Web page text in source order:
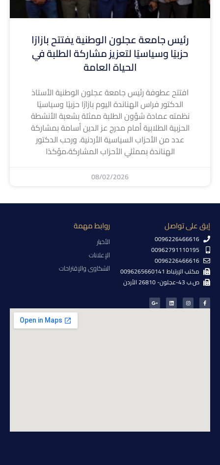
رئيس جامعة عجلون الوطنية يفتتح بازارًا
حزبيًا وسياسيًا لتعزيز مشاركة الطلبة في
الحياة العامة
افتتح عطوفة رئيس جامعة عجلون الوطنية الأستاذ
الدكتور فراس الهناندة اليوم بازارًا حزبيًا وسياسيًا
نظمته عمادة شؤون الطلبة ممثلة بشعبة الأنشطة
الحزبية الطلابية أمام مدرج عز الدين أسامة بمشاركة
عدد من الأحزاب السياسية الأردنية. ورحب الدكتور
الهناندة بممثلي الأحزاب المشاركة،مؤكدًا
08/02/2026
إبق على تواصل
0096226466616
00962791110195
0096226466616
مكتب الإرتباط 0096265660141
ص.ب 43-عجلون- 26810 الأردن
روابط مهمة
الأخبار
الإعلانات
الشكاوى والإقتراحات